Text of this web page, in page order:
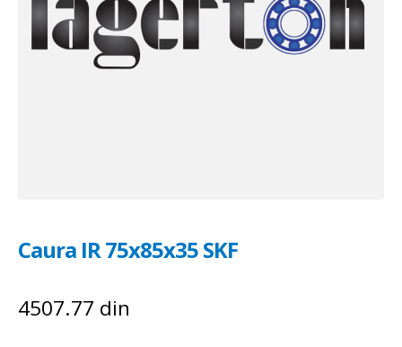
Caura IR 75x85x35 SKF
4507.77 din